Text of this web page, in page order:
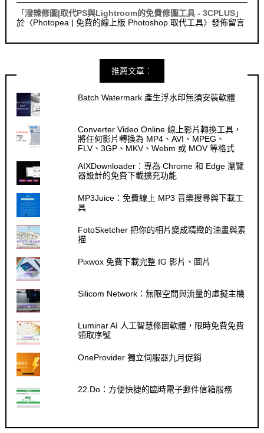
「潑辣修圖|取代PS與Lightroom的免費修圖工具 - 3CPLUS」
於〈Photopea | 免費的線上版 Photoshop 取代工具〉發佈留言
推薦文章︰
Batch Watermark 產生浮水印無須安裝軟體
Converter Video Online 線上影片轉換工具，
將任何影片轉換為 MP4、AVI、MPEG、
FLV、3GP、MKV、Webm 或 MOV 等格式
AIXDownloader：專為 Chrome 和 Edge 瀏覽
器設計的免費下載擴充功能
MP3Juice：免費線上 MP3 音樂搜尋與下載工
具
FotoSketcher 把你的相片變成精緻的油畫與素
描
Pixwox 免費下載完整 IG 影片、圖片
Silicom Network：無限空間與流量的虛擬主機
Luminar AI 人工智慧修圖軟體，限時免費免費
領取序號
OneProvider 獨立伺服器九月促銷
22.Do：方便快捷的臨時電子郵件信箱服務